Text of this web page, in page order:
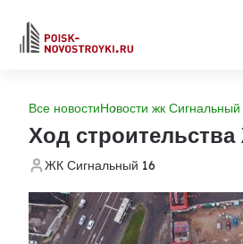
Все новостиНовости жк Сигнальный
Ход
ЖК Сигнальный 16